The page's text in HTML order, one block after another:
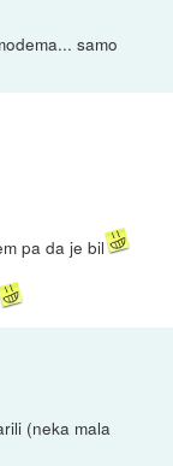
samo
pa da je bil
(neka mala